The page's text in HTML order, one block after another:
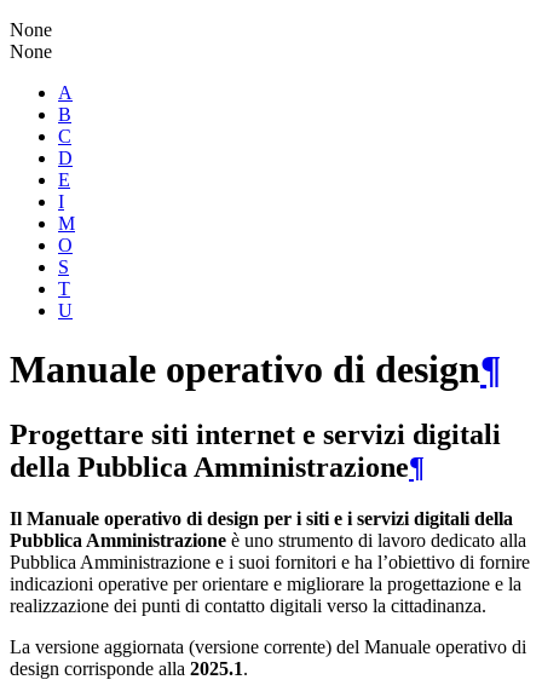
None
None
A
B
C
D
E
I
M
O
S
T
U
Manuale operativo di design¶
Progettare siti internet e servizi digitali
della Pubblica Amministrazione¶
Il Manuale operativo di design per i siti e i servizi digitali della
Pubblica Amministrazione è uno strumento di lavoro dedicato alla
Pubblica Amministrazione e i suoi fornitori e ha l’obiettivo di fornire
indicazioni operative per orientare e migliorare la progettazione e la
realizzazione dei punti di contatto digitali verso la cittadinanza.
La versione aggiornata (versione corrente) del Manuale operativo di
design corrisponde alla 2025.1.